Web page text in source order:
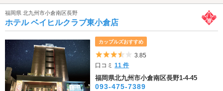
福岡県 北九州市小倉南区長野
ホテル ベイヒルクラブ東小倉店
カップルズおすすめ
5つ星のうち3.5
3.85
口コミ11 件
福岡県北九州市小倉南区長野1-4-45
093-475-7389